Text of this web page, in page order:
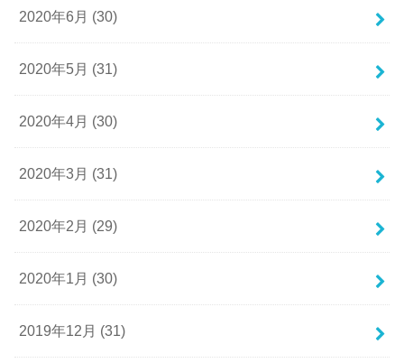
2020年6月 (30)
2020年5月 (31)
2020年4月 (30)
2020年3月 (31)
2020年2月 (29)
2020年1月 (30)
2019年12月 (31)